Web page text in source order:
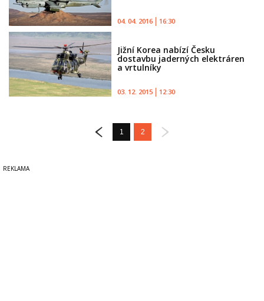
04. 04. 2016 16:30
Jižní Korea nabízí Česku
dostavbu jaderných elektráren
a vrtulníky
03. 12. 2015 12:30
1 2